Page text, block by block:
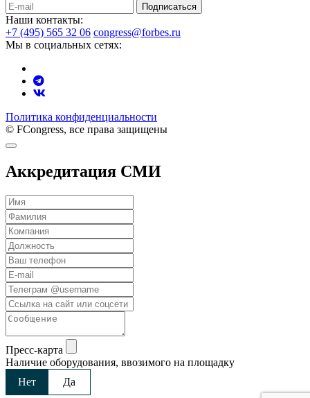
Подписаться
Наши контакты:
+7 (495) 565 32 06 congress@forbes.ru
Мы в социальных сетях:
Политика конфиденциальности
© FCongress, все права защищены
Аккредитация СМИ
Пресс-карта
Наличие оборудования, ввозимого на площадку
Нет
Да